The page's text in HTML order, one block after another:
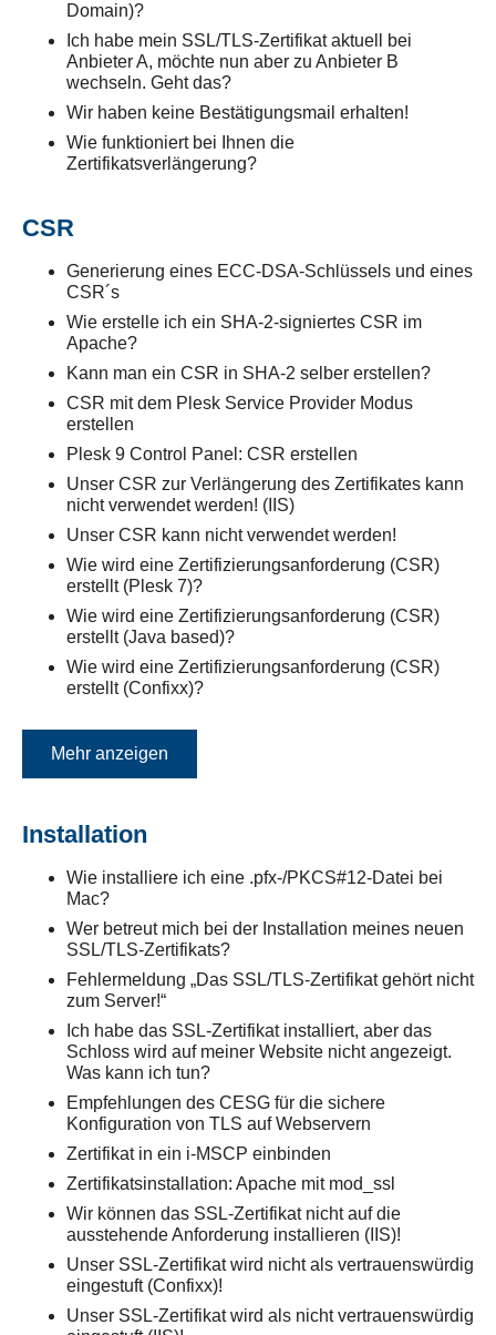
Domain)?
Ich habe mein SSL/TLS-Zertifikat aktuell bei
Anbieter A, möchte nun aber zu Anbieter B
wechseln. Geht das?
Wir haben keine Bestätigungsmail erhalten!
Wie funktioniert bei Ihnen die
Zertifikatsverlängerung?
CSR
Generierung eines ECC-DSA-Schlüssels und eines
CSR´s
Wie erstelle ich ein SHA-2-signiertes CSR im
Apache?
Kann man ein CSR in SHA-2 selber erstellen?
CSR mit dem Plesk Service Provider Modus
erstellen
Plesk 9 Control Panel: CSR erstellen
Unser CSR zur Verlängerung des Zertifikates kann
nicht verwendet werden! (IIS)
Unser CSR kann nicht verwendet werden!
Wie wird eine Zertifizierungsanforderung (CSR)
erstellt (Plesk 7)?
Wie wird eine Zertifizierungsanforderung (CSR)
erstellt (Java based)?
Wie wird eine Zertifizierungsanforderung (CSR)
erstellt (Confixx)?
Mehr anzeigen
Installation
Wie installiere ich eine .pfx-/PKCS#12-Datei bei
Mac?
Wer betreut mich bei der Installation meines neuen
SSL/TLS-Zertifikats?
Fehlermeldung „Das SSL/TLS-Zertifikat gehört nicht
zum Server!“
Ich habe das SSL-Zertifikat installiert, aber das
Schloss wird auf meiner Website nicht angezeigt.
Was kann ich tun?
Empfehlungen des CESG für die sichere
Konfiguration von TLS auf Webservern
Zertifikat in ein i-MSCP einbinden
Zertifikatsinstallation: Apache mit mod_ssl
Wir können das SSL-Zertifikat nicht auf die
ausstehende Anforderung installieren (IIS)!
Unser SSL-Zertifikat wird nicht als vertrauenswürdig
eingestuft (Confixx)!
Unser SSL-Zertifikat wird als nicht vertrauenswürdig